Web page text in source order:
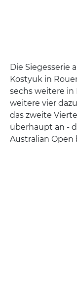
Die Siegesserie
Kostyuk in
sechs weitere in
weitere vier
das zweite
überhaupt an -
Australian